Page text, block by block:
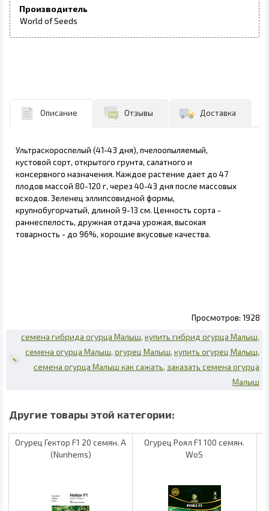
Производитель
World of Seeds
Описание Отзывы Доставка
Ультраскороспелый (41-43 дня), пчелоопыляемый,
кустовой сорт, открытого грунта, салатного и
консервного назначения. Каждое растение дает до 47
плодов массой 80-120 г, через 40-43 дня после массовых
всходов. Зеленец эллипсовидной формы,
крупнобугорчатый, длиной 9-13 см. Ценность сорта -
раннеспелость, дружная отдача урожая, высокая
товарность - до 96%, хорошие вкусовые качества.
1928
семена гибрида огурца Малыш купить гибрид огурца Малыш
семена огурца Малыш огурец Малыш купить огурец Малыш
семена огурца Малыш как сажать заказать семена огурца
Малыш
Огурец Гектор F1 20 семян. А
(Nunhems)
Огурец Роял F1 100 семян.
WoS